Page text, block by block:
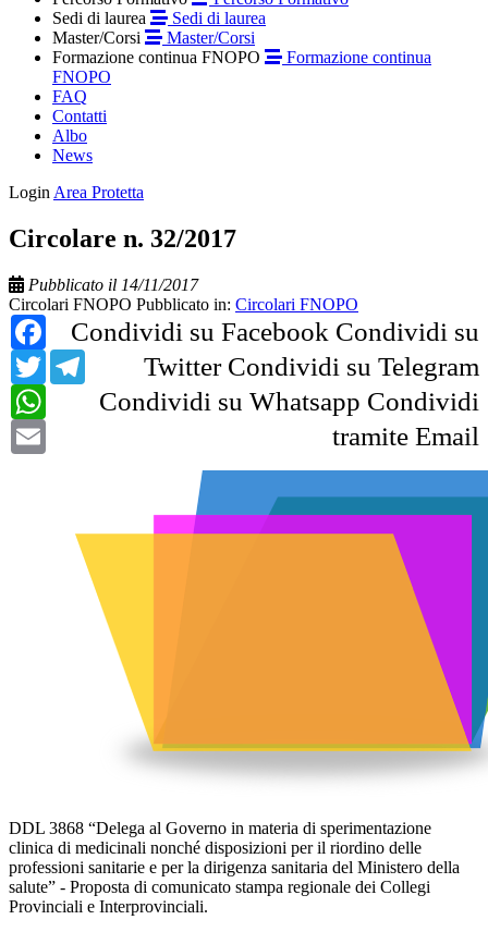
Sedi di laurea
Sedi di laurea
Master/Corsi
Master/Corsi
Formazione continua FNOPO
Formazione continua
FNOPO
FAQ
Contatti
Albo
News
Login Area Protetta
Circolare n. 32/2017
Pubblicato il 14/11/2017
Circolari FNOPO Pubblicato in: Circolari FNOPO
Condividi su Facebook
Facebook
Condividi su
Twitter
Twitter Condividi su Telegram
Telegram
Condividi su Whatsapp
WhatsApp
Condividi
tramite Email
DDL 3868 “Delega al Governo in materia di sperimentazione
clinica di medicinali nonché disposizioni per il riordino delle
professioni sanitarie e per la dirigenza sanitaria del Ministero della
salute” - Proposta di comunicato stampa regionale dei Collegi
Provinciali e Interprovinciali.